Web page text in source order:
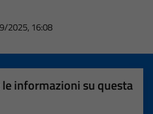
2025, 16:08
informazioni su questa